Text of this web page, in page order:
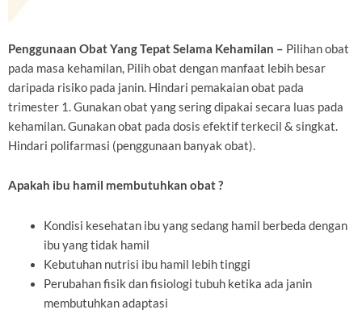
Penggunaan Obat Yang Tepat Selama Kehamilan – Pilihan obat
pada masa kehamilan, Pilih obat dengan manfaat lebih besar
daripada risiko pada janin. Hindari pemakaian obat pada
trimester 1. Gunakan obat yang sering dipakai secara luas pada
kehamilan. Gunakan obat pada dosis efektif terkecil & singkat.
Hindari polifarmasi (penggunaan banyak obat).
Apakah ibu hamil membutuhkan obat ?
Kondisi kesehatan ibu yang sedang hamil berbeda dengan
ibu yang tidak hamil
Kebutuhan nutrisi ibu hamil lebih tinggi
Perubahan fisik dan fisiologi tubuh ketika ada janin
membutuhkan adaptasi